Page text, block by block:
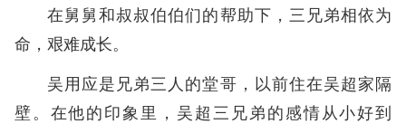
在舅舅和叔叔伯伯们的帮助下，三兄弟相依为
命，艰难成长。
吴用应是兄弟三人的堂哥，以前住在吴超家隔
壁。在他的印象里，吴超三兄弟的感情从小好到